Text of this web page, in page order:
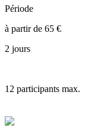
Période
à partir de 65 €
2 jours
12 participants max.